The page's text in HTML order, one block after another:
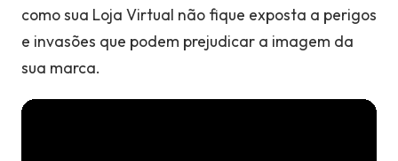
como sua Loja Virtual não fique exposta a perigos
e invasões que podem prejudicar a imagem da
sua marca.